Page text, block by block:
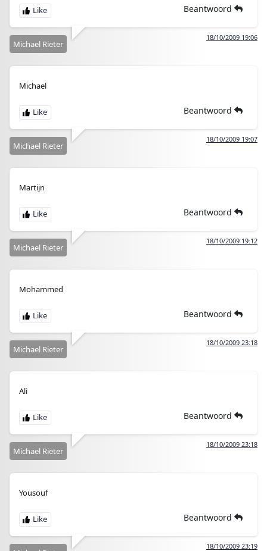
Beantwoord
18/10/2009 19:06
Michael Rieter
Michael
Beantwoord
18/10/2009 19:07
Michael Rieter
Martijn
Beantwoord
18/10/2009 19:12
Michael Rieter
Mohammed
Beantwoord
18/10/2009 23:18
Michael Rieter
Ali
Beantwoord
18/10/2009 23:18
Michael Rieter
Yousouf
Beantwoord
18/10/2009 23:19